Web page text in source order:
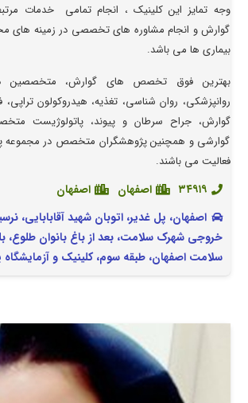
وجه تمایز این کلینیک ، انجام تمامی خدمات
گوارش و انجام مشاوره های تخصصی در زمینه های
بیماری ها می باشد.
بهترین فوق تخصص های گوارش، متخصصین
روانپزشکی، روان شناسی، تغذیه، هیدروکولون
گوارش، جراح سرطان و پیوند، پاتولوژیست
گوارشی و همچنین پژوهشگران متخصص در مجموعه
فعالیت می باشند.
۳۴۹۱۹ اصفهان
اصفهان
اصفهان، پل غدیر، اتوبان شهید آقابابایی،
خروجی شهرک سلامت، بعد از باغ بانوان طلوع،
سلامت اصفهان، طبقه سوم، کلینیک و